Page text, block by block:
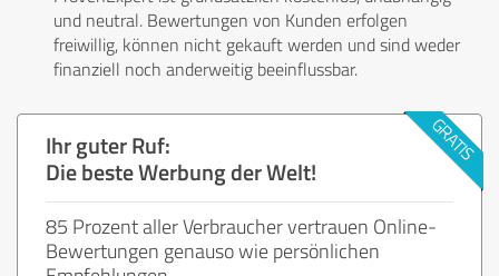
und neutral. Bewertungen von Kunden erfolgen
freiwillig, können nicht gekauft werden und sind weder
finanziell noch anderweitig beeinflussbar.
Ihr guter Ruf:
Die beste Werbung der Welt!
85 Prozent aller Verbraucher vertrauen Online-
Bewertungen genauso wie persönlichen